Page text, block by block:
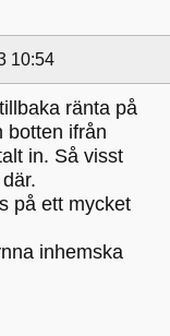
10:54
ränta på
botten ifrån
in. Så visst
på ett mycket
inhemska